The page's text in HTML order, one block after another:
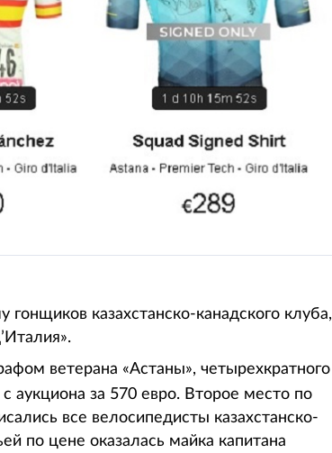
казахстанско-канадского клуба,
ветерана «Астаны», четырехкратного
аукциона за 570 евро. Второе место по
все велосипедисты казахстанско-
по цене оказалась майка капитана